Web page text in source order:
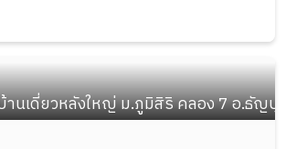
นเดี่ยวหลังใหญ่ ม.ภูมิสิริ คลอง 7 อ.ธัญบุ